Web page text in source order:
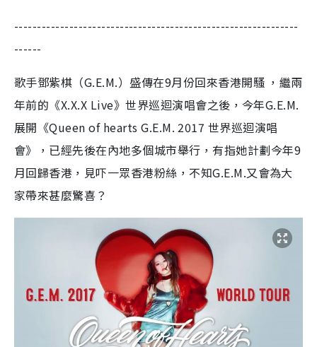
--------------------------------------------------------------
------
歌手鄧紫棋（G.E.M.）盛傳在9月份回來香港開騷 ，繼兩
年前的《X.X.X Live》世界巡迴演唱會之後，今年G.E.M.
展開《Queen of hearts G.E.M. 2017 世界巡迴演唱
會》，已經先後在內地多個城市舉行，有指她計劃今年9
月回歸香港，見吓一眾香港粉絲，不知G.E.M.又會為大
家帶來甚麼驚喜？